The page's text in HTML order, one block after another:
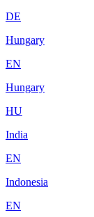
DE
Hungary
EN
Hungary
HU
India
EN
Indonesia
EN